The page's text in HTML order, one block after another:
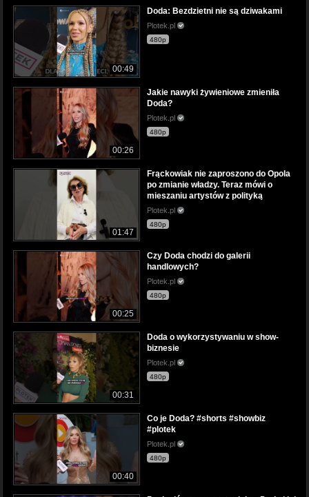
00:49
Doda: Bezdzietni nie są dziwakami
Plotek.pl
480p
00:26
Jakie nawyki żywieniowe zmieniła
Doda?
Plotek.pl
480p
01:47
Frąckowiak nie zaproszono do Opola
po zmianie władzy. Teraz mówi o
mieszaniu artystów z polityką
Plotek.pl
480p
00:25
Czy Doda chodzi do galerii
handlowych?
Plotek.pl
480p
00:31
Doda o wykorzystywaniu w show-
biznesie
Plotek.pl
480p
00:40
Co je Doda? #shorts #showbiz
#plotek
Plotek.pl
480p